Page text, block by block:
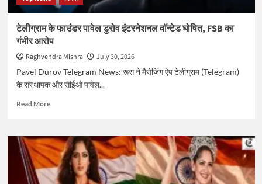
44
घायल,
3
दिन
के
शोक
की
टेलीग्राम के फाउंडर पावेल डुरोव इंटरनेशनल वॉन्टेड घोषित, FSB का
गंभीर आरोप
Raghvendra Mishra
July 30, 2026
Pavel Durov Telegram News: रूस ने मैसेजिंग ऐप टेलीग्राम (Telegram)
के संस्थापक और सीईओ पावेल...
Read MoreRead
टेलीग्राम
के
फाउंडर
पावेल
डुरोव